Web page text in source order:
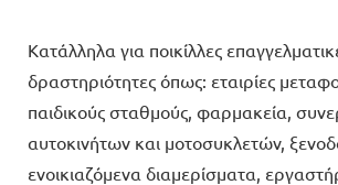
Κατάλληλα για ποικίλλες
δραστηριότητες όπως: εταιρίες
παιδικούς σταθμούς, φαρμακεία,
αυτοκινήτων και μοτοσυκλετών,
ενοικιαζόμενα διαμερίσματα,